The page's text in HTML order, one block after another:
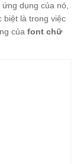
dụng của nó,
biệt là trong việc
của font chữ